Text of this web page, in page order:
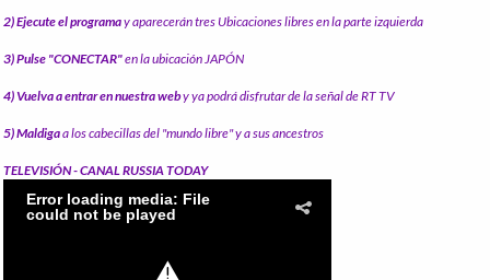
2) Ejecute el programay aparecerán tres Ubicaciones libres en la parte izquierda
3) Pulse "CONECTAR"en la ubicación JAPÓN
4) Vuelva a entrar en nuestra weby ya podrá disfrutar de la señal de RT TV
5) Maldigaa los cabecillas del "mundo libre" y a sus ancestros
TELEVISIÓN - CANAL RUSSIA TODAY